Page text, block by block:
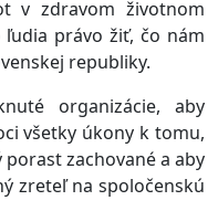
v zdravom životnom
právo žiť, čo nám
republiky.
organizácie, aby
všetky úkony k tomu,
zachované a aby
zreteľ na spoločenskú